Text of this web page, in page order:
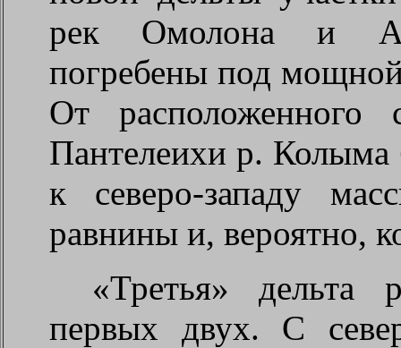
рек Омолона и
погребены под
От расположенного
Пантелеихи р. Колыма
к северо-западу
равнины и, вероятно,
«Третья» дельта
первых двух. С